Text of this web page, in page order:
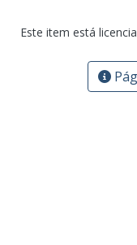
Este item está